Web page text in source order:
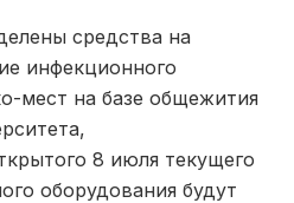
средства на
инфекционного
мест на базе общежития
8 июля текущего
оборудования будут